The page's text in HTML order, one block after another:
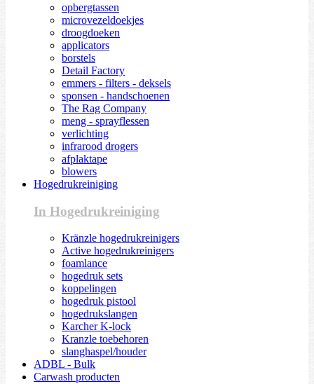
opbergtassen
microvezeldoekjes
droogdoeken
applicators
borstels
Detail Factory
emmers - filters - deksels
sponsen - handschoenen
The Rag Company
meng - sprayflessen
verlichting
infrarood drogers
afplaktape
blowers
Hogedrukreiniging
In Hogedrukreiniging
Kränzle hogedrukreinigers
Active hogedrukreinigers
foamlance
hogedruk sets
koppelingen
hogedruk pistool
hogedrukslangen
Karcher K-lock
Kranzle toebehoren
slanghaspel/houder
ADBL - Bulk
Carwash producten